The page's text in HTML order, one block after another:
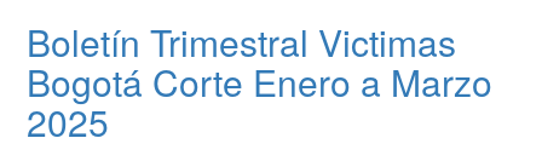
Boletín Trimestral Victimas
Bogotá Corte Enero a Marzo
2025